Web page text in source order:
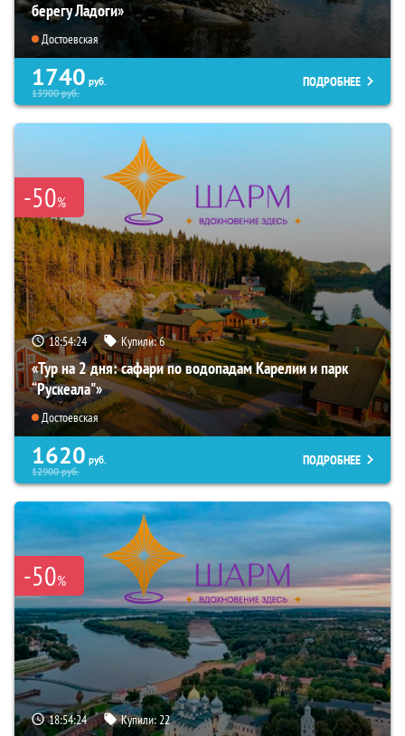
берегу Ладоги»
Достоевская
1740 руб.
13900руб.
ПОДРОБНЕЕ
-50%
18:54:22 Купили:6
«Тур на 2 дня: сафари по водопадам Карелии и парк
“Рускеала"»
Достоевская
1620 руб.
12900руб.
ПОДРОБНЕЕ
-50%
18:54:22 Купили:22